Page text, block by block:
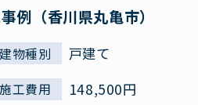
例（香川県丸亀市）
建物種別 戸建て
施工費用 148,500円